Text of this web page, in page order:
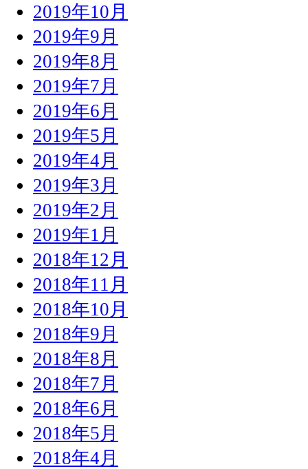
2019年10月
2019年9月
2019年8月
2019年7月
2019年6月
2019年5月
2019年4月
2019年3月
2019年2月
2019年1月
2018年12月
2018年11月
2018年10月
2018年9月
2018年8月
2018年7月
2018年6月
2018年5月
2018年4月